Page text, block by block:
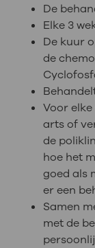
De
Elke 3
De kuur
de
Voor
arts of
de
hoe het
goed als
er een
Samen
met de